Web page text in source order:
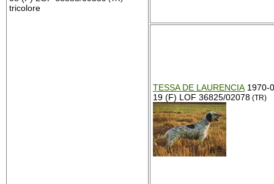
tricolore
TESSA DE LAURENCIA 1970-
19 (F) LOF 36825/02078 (TR)